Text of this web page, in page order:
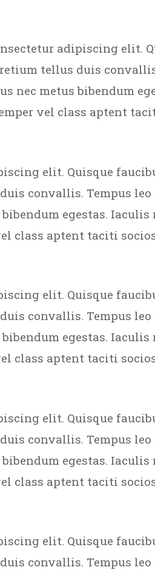
adipiscing elit.
tellus duis
metus bibendum
vel class aptent
elit. Quisque
convallis. Tempus leo
egestas. Iaculis
class aptent taciti
elit. Quisque
convallis. Tempus leo
egestas. Iaculis
class aptent taciti
elit. Quisque
convallis. Tempus leo
egestas. Iaculis
class aptent taciti
elit. Quisque
convallis. Tempus leo